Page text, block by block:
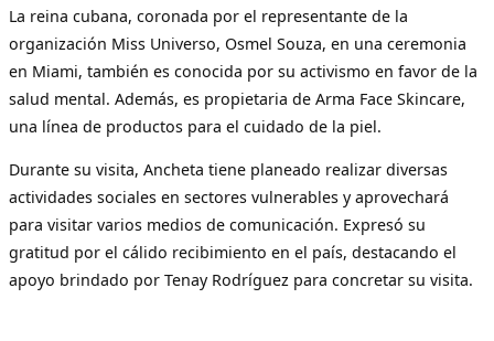
La reina cubana, coronada por el representante de la
organización Miss Universo, Osmel Souza, en una ceremonia
en Miami, también es conocida por su activismo en favor de la
salud mental. Además, es propietaria de Arma Face Skincare,
una línea de productos para el cuidado de la piel.
Durante su visita, Ancheta tiene planeado realizar diversas
actividades sociales en sectores vulnerables y aprovechará
para visitar varios medios de comunicación. Expresó su
gratitud por el cálido recibimiento en el país, destacando el
apoyo brindado por Tenay Rodríguez para concretar su visita.